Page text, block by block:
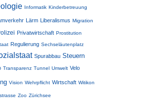
Informatik Kinderbetreuung
Lärm Liberalismus Migration
Privatwirtschaft Prostitution
Regulierung Sechseläutenplatz
Spurabbau Steuern
Transparenz Tunnel Umwelt Velo
Vision Wehrpflicht Wirtschaft Witikon
Zoo Zürichsee